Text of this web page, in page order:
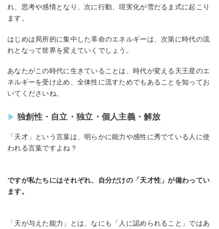
れ、思考や感情となり、次に行動、現実化が雪だるま式に起こり
ます。
はじめは局所的に集中した革命のエネルギーは、次第に時代の流
れとなって世界を変えていくでしょう。
あなたがこの時代に生きていることは、時代が変える天王星のエ
ネルギーを受け止め、全体性に流すためでもあることを知ってお
いてくださいね。
独創性・自立・独立・個人主義・解放
「天才」という言葉は、明らかに能力や感性に秀でている人に使
われる言葉ですよね？
ですが私たちにはそれぞれ、自分だけの「天才性」が備わってい
ます。
「天が与えた能力」とは、なにも「人に認められること」ではあ